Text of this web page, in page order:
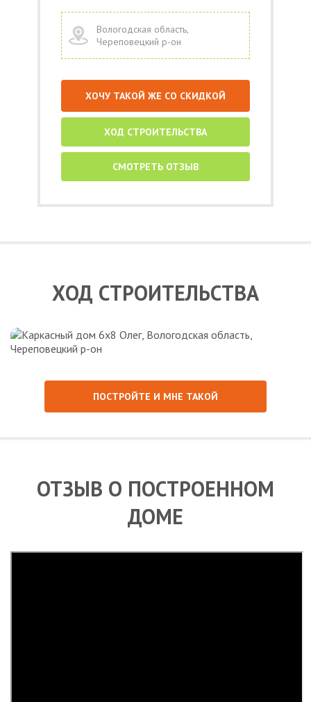
Вологодская область,
Череповецкий р-он
ХОЧУ ТАКОЙ ЖЕ СО СКИДКОЙ
ХОД СТРОИТЕЛЬСТВА
СМОТРЕТЬ ОТЗЫВ
ХОД СТРОИТЕЛЬСТВА
ПОСТРОЙТЕ И МНЕ ТАКОЙ
ОТЗЫВ О ПОСТРОЕННОМ
ДОМЕ